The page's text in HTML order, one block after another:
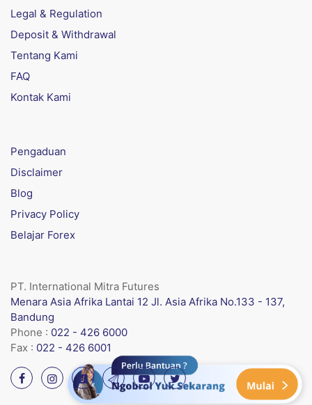
Legal & Regulation
Deposit & Withdrawal
Tentang Kami
FAQ
Kontak Kami
Pengaduan
Disclaimer
Blog
Privacy Policy
Belajar Forex
PT. International Mitra Futures
Menara Asia Afrika Lantai 12 Jl. Asia Afrika No.133 - 137,
Bandung
Phone : 022 - 426 6000
Fax : 022 - 426 6001